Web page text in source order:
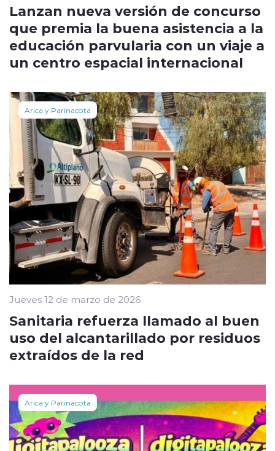
Lanzan nueva versión de concurso
que premia la buena asistencia a la
educación parvularia con un viaje a
un centro espacial internacional
Arica y Parinacota
Jueves 12 de marzo de 2026
Sanitaria refuerza llamado al buen
uso del alcantarillado por residuos
extraídos de la red
Arica y Parinacota